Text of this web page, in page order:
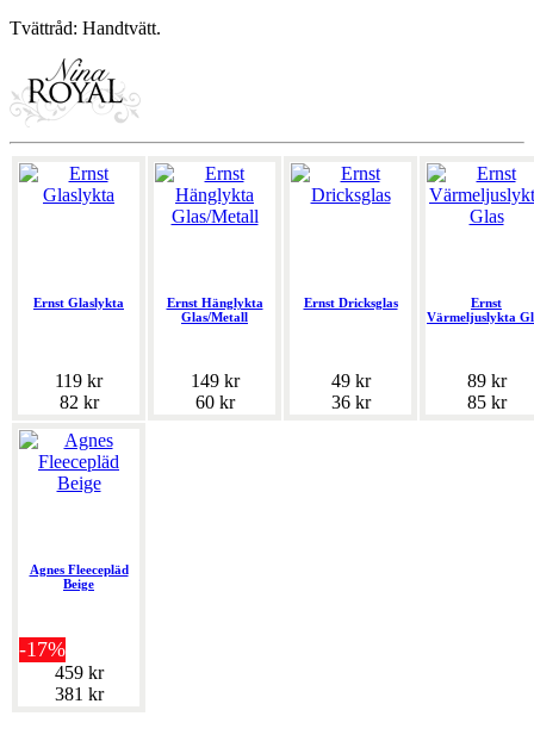
Tvättråd: Handtvätt.
Ernst Glaslykta
119 kr
82 kr
Ernst Hänglykta
Glas/Metall
149 kr
60 kr
Ernst Dricksglas
49 kr
36 kr
Ernst
Värmeljuslykta
89 kr
85 kr
Agnes Fleecepläd
Beige
-17%
459 kr
381 kr